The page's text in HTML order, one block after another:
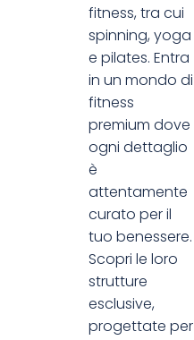
fitness, tra cui
spinning, yoga
e pilates. Entra
in un mondo di
fitness
premium dove
ogni dettaglio
è
attentamente
curato per il
tuo benessere.
Scopri le loro
strutture
esclusive,
progettate per